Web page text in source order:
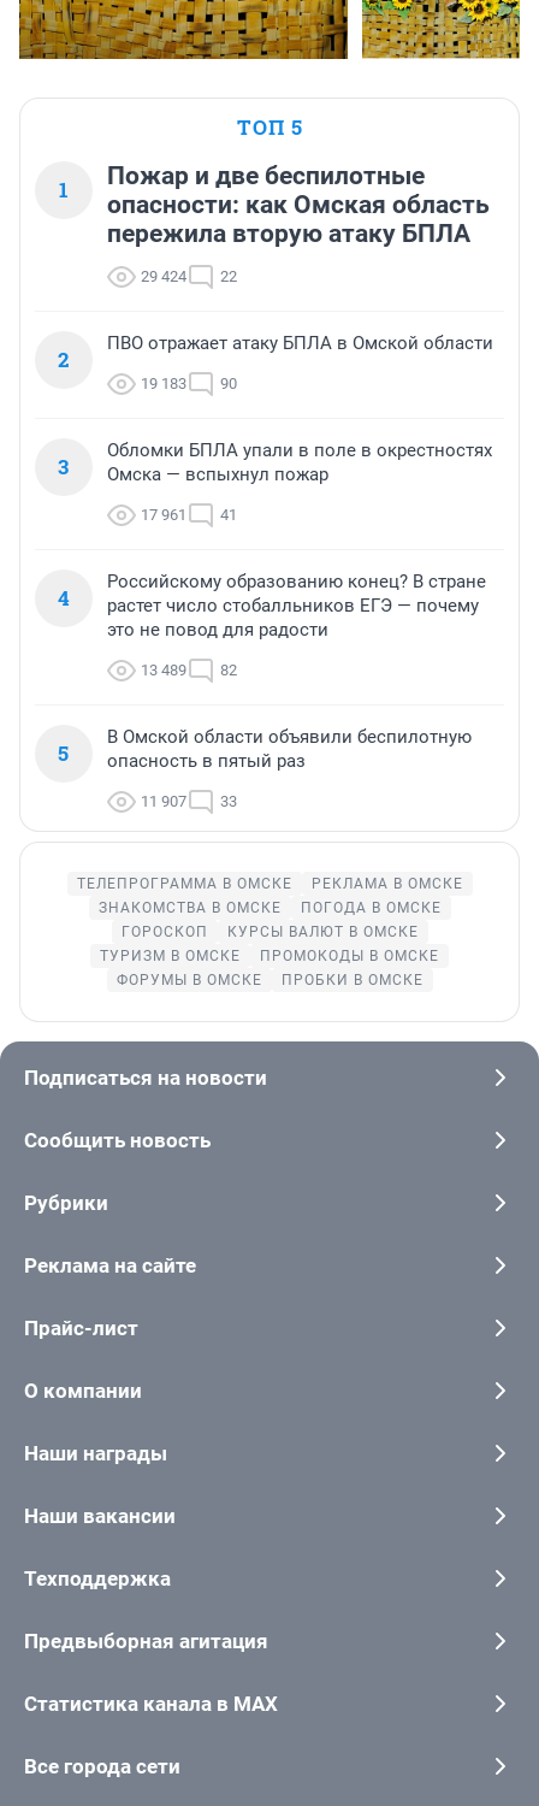
ТОП 5
1
Пожар и две беспилотные
опасности: как Омская область
пережила вторую атаку БПЛА
29 424 22
2
ПВО отражает атаку БПЛА в Омской области
19 183 90
3
Обломки БПЛА упали в поле в окрестностях
Омска — вспыхнул пожар
17 961 41
4
Российскому образованию конец? В стране
растет число стобалльников ЕГЭ — почему
это не повод для радости
13 489 82
5
В Омской области объявили беспилотную
опасность в пятый раз
11 907 33
ТЕЛЕПРОГРАММА В ОМСКЕ
РЕКЛАМА В ОМСКЕ
ЗНАКОМСТВА В ОМСКЕ
ПОГОДА В ОМСКЕ
ГОРОСКОП
КУРСЫ ВАЛЮТ В ОМСКЕ
ТУРИЗМ В ОМСКЕ
ПРОМОКОДЫ В ОМСКЕ
ФОРУМЫ В ОМСКЕ
ПРОБКИ В ОМСКЕ
Подписаться на новости
Сообщить новость
Рубрики
Реклама на сайте
Прайс-лист
О компании
Наши награды
Наши вакансии
Техподдержка
Предвыборная агитация
Статистика канала в MAX
Все города сети